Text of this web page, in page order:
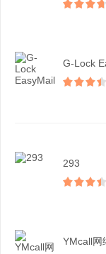
G-Lock
293
YMcall网